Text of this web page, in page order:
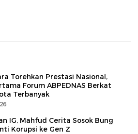
Torehkan Prestasi Nasional,
Forum ABPEDNAS Berkat
Terbanyak
IG, Mahfud Cerita Sosok Bung
Korupsi ke Gen Z